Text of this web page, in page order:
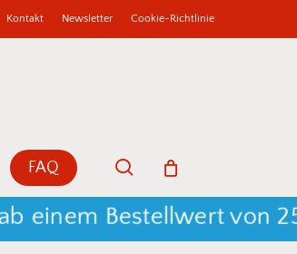
Kontakt Newsletter Cookie-Richtlinie
FAQ search
Close
Bestellwert von 250 €